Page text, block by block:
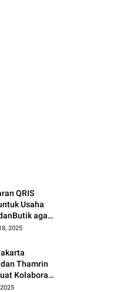
QRIS
Usaha
agar
Lebih Cepat
2025
Thamrin
Kolaborasi
dan